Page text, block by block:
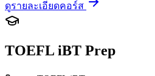
ดูรายละเอียดคอร์ส
TOEFL iBT Prep